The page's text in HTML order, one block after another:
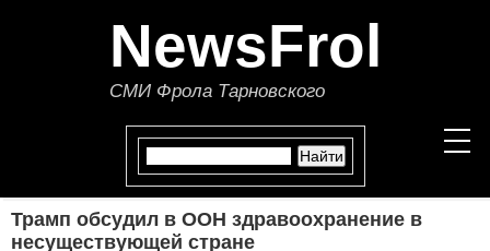
NewsFrol
СМИ Фрола Тарновского
НОВОСТИ
Трамп обсудил в ООН здравоохранение в
несуществующей стране